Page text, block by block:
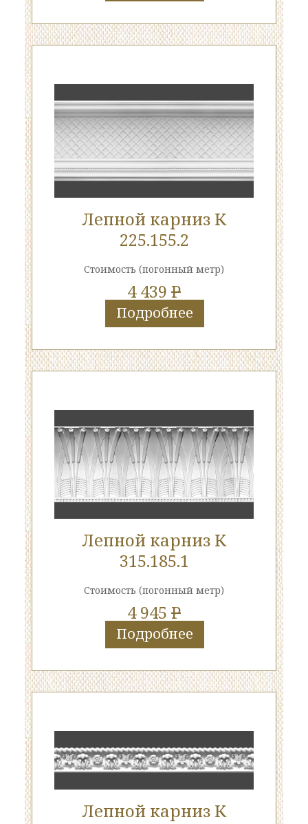
Лепной карниз К
225.155.2
Стоимость (погонный метр)
4 439 P
Подробнее
Лепной карниз К
315.185.1
Стоимость (погонный метр)
4 945 P
Подробнее
Лепной карниз К